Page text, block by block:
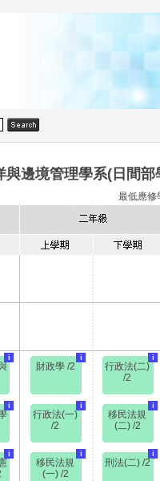
與邊境管理學系(日間
最低應修
i
i
i
財政學 /2
i
行政法(一)
/2
i
移民法規
(一) /2
i
行政法(二)
/2
i
移民法規
(二) /2
i
刑法(二) /2
i